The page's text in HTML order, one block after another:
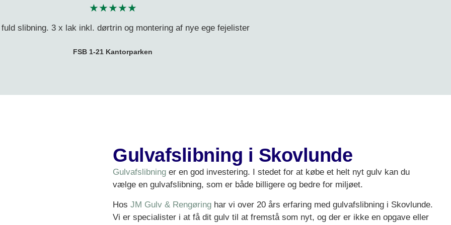
★★★★★
slibning. 3 x lak inkl. dørtrin og montering af nye ege fejelister
FSB 1-21 Kantorparken
Gulvafslibning i Skovlunde
Gulvafslibning er en god investering. I stedet for at købe et helt nyt gulv kan du
vælge en gulvafslibning, som er både billigere og bedre for miljøet.
Hos JM Gulv & Rengøring har vi over 20 års erfaring med gulvafslibning i Skovlunde.
Vi er specialister i at få dit gulv til at fremstå som nyt, og der er ikke en opgave eller